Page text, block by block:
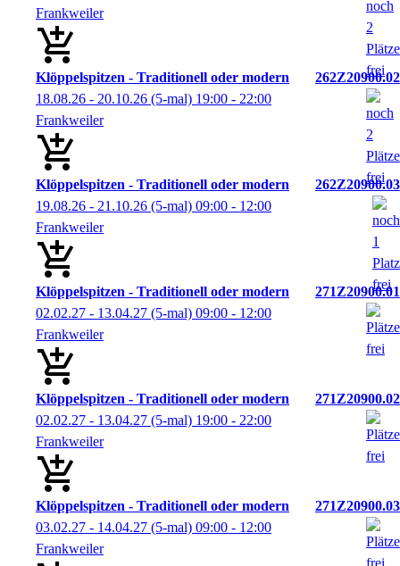
Frankweiler
Klöppelspitzen - Traditionell oder modern
262Z20900.02
18.08.26 - 20.10.26 (5-mal) 19:00 - 22:00
Frankweiler
Klöppelspitzen - Traditionell oder modern
262Z20900.03
19.08.26 - 21.10.26 (5-mal) 09:00 - 12:00
Frankweiler
Klöppelspitzen - Traditionell oder modern
271Z20900.01
02.02.27 - 13.04.27 (5-mal) 09:00 - 12:00
Frankweiler
Klöppelspitzen - Traditionell oder modern
271Z20900.02
02.02.27 - 13.04.27 (5-mal) 19:00 - 22:00
Frankweiler
Klöppelspitzen - Traditionell oder modern
271Z20900.03
03.02.27 - 14.04.27 (5-mal) 09:00 - 12:00
Frankweiler